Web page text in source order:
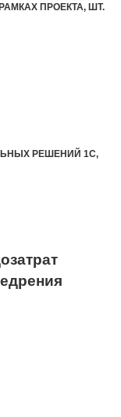
ПРОЕКТА, ШТ.
РЕШЕНИЙ 1С,